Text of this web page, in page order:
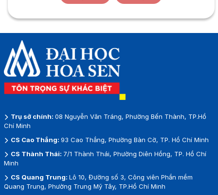
Trụ sở chính: 08 Nguyễn Văn Tráng, Phường Bến Thành, TP.Hồ
Chí Minh
CS Cao Thắng: 93 Cao Thắng, Phường Bàn Cờ, TP. Hồ Chí Minh
CS Thành Thái: 7/1 Thành Thái, Phường Diên Hồng, TP. Hồ Chí
Minh
CS Quang Trung: Lô 10, Đường số 3, Công viên Phần mềm
Quang Trung, Phường Trung Mỹ Tây, TP.Hồ Chí Minh